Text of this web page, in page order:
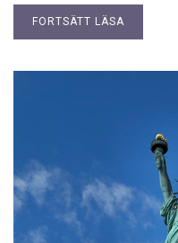
FORTSÄTT LÄSA